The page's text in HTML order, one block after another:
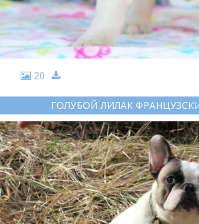
20
ГОЛУБОЙ ЛИЛАК